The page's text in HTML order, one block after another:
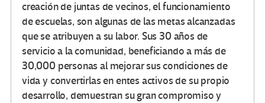
creación de juntas de vecinos, el funcionamiento
de escuelas, son algunas de las metas alcanzadas
que se atribuyen a su labor. Sus 30 años de
servicio a la comunidad, beneficiando a más de
30,000 personas al mejorar sus condiciones de
vida y convertirlas en entes activos de su propio
desarrollo, demuestran su gran compromiso y